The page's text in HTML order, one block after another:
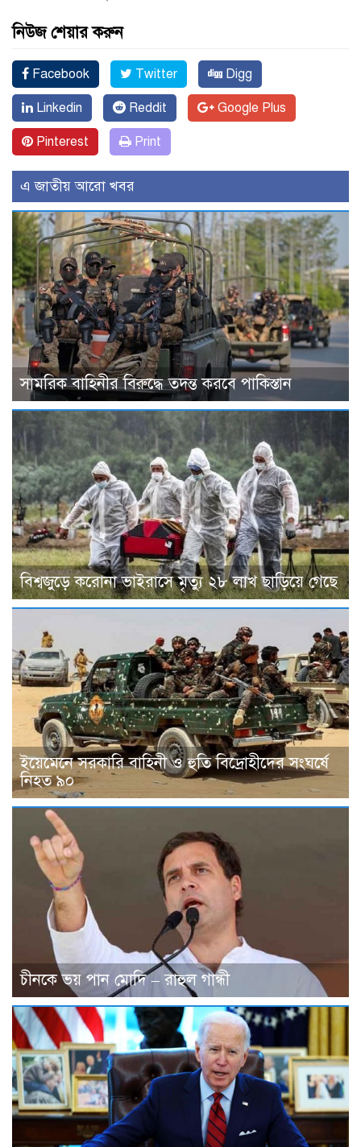
নিউজ শেয়ার করুন
Facebook Twitter Digg
Linkedin Reddit Google Plus
Pinterest Print
এ জাতীয় আরো খবর
সামরিক বাহিনীর বিরুদ্ধে তদন্ত করবে পাকিস্তান
বিশ্বজুড়ে করোনা ভাইরাসে মৃত্যু ২৮ লাখ ছাড়িয়ে গেছে
ইয়েমেনে সরকারি বাহিনী ও হুতি বিদ্রোহীদের সংঘর্ষে
নিহত ৯০
চীনকে ভয় পান মোদি – রাহুল গান্ধী